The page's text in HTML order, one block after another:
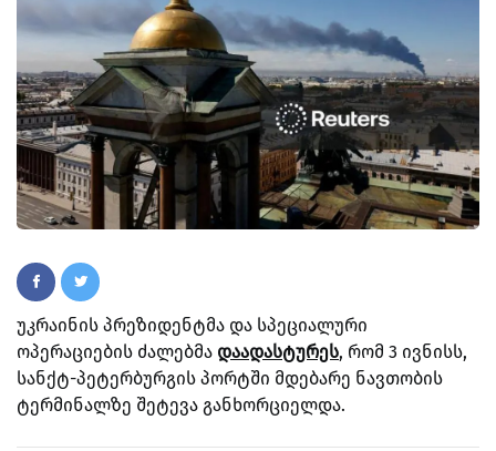
უკრაინის პრეზიდენტმა და სპეციალური
ოპერაციების ძალებმა დაადასტურეს, რომ 3 ივნისს,
სანქტ-პეტერბურგის პორტში მდებარე ნავთობის
ტერმინალზე შეტევა განხორციელდა.